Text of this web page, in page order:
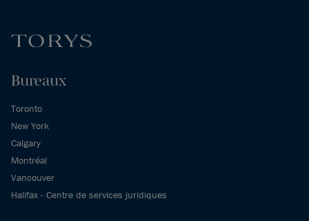
Bureaux
Toronto
New York
Calgary
Montréal
Vancouver
Halifax - Centre de services juridiques